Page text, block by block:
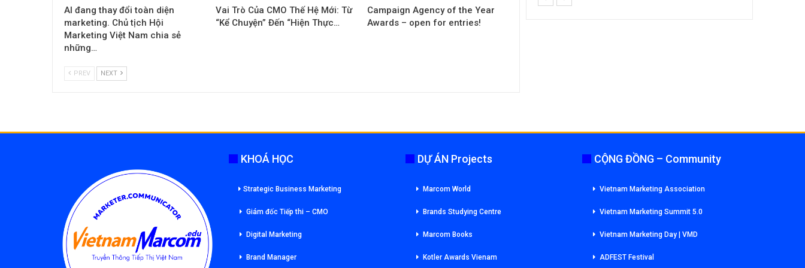
AI đang thay đổi toàn diện
marketing. Chủ tịch Hội
Marketing Việt Nam chia sẻ
những…
Vai Trò Của CMO Thế Hệ Mới: Từ
“Kể Chuyện” Đến “Hiện Thực…
Campaign Agency of the Year
Awards – open for entries!
PREV NEXT
KHOÁ HỌC
Strategic Business Marketing
Giám đốc Tiếp thi – CMO
Digital Marketing
Brand Manager
DỰ ÁN Projects
Marcom World
Brands Studying Centre
Marcom Books
Kotler Awards Vienam
CỘNG ĐỒNG – Community
Vietnam Marketing Association
Vietnam Marketing Summit 5.0
Vietnam Marketing Day | VMD
ADFEST Festival